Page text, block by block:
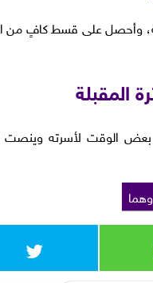
وأحصل على قسط كافٍ من
المقبلة
بعض الوقت لأسرته